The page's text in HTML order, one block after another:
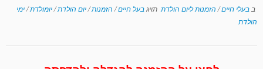
ב בעלי חיים/ הזמנות ליום הולדת תויגבעל חיים/ הזמנות/יום הולדת/יומולדת/ימי
הולדת